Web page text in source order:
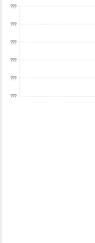
???
???
???
???
???
???